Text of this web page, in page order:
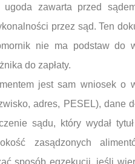
zawarta przed
przez sąd. Ten
nie ma podstaw do
do zapłaty.
jest sam wniosek o
adres, PESEL), dane
sądu, który wydał
zasądzonych